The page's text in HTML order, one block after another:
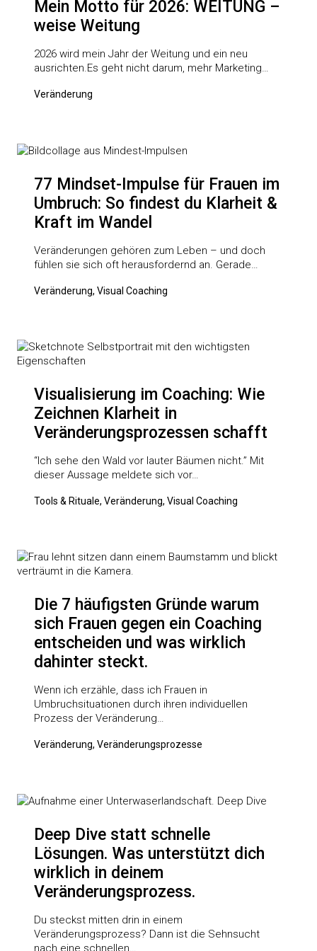
Mein Motto für 2026: WEITUNG –
weise Weitung
2026 wird mein Jahr der Weitung und ein neu
ausrichten.Es geht nicht darum, mehr Marketing…
Veränderung
77 Mindset-Impulse für Frauen im
Umbruch: So findest du Klarheit &
Kraft im Wandel
Veränderungen gehören zum Leben – und doch
fühlen sie sich oft herausfordernd an. Gerade…
Veränderung, Visual Coaching
Visualisierung im Coaching: Wie
Zeichnen Klarheit in
Veränderungsprozessen schafft
“Ich sehe den Wald vor lauter Bäumen nicht.” Mit
dieser Aussage meldete sich vor…
Tools & Rituale, Veränderung, Visual Coaching
Die 7 häufigsten Gründe warum
sich Frauen gegen ein Coaching
entscheiden und was wirklich
dahinter steckt.
Wenn ich erzähle, dass ich Frauen in
Umbruchsituationen durch ihren individuellen
Prozess der Veränderung…
Veränderung, Veränderungsprozesse
Deep Dive statt schnelle
Lösungen. Was unterstützt dich
wirklich in deinem
Veränderungsprozess.
Du steckst mitten drin in einem
Veränderungsprozess? Dann ist die Sehnsucht
nach eine schnellen…